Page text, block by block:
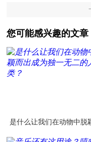
您可能感兴趣的文章
是什么让我们在动物中脱